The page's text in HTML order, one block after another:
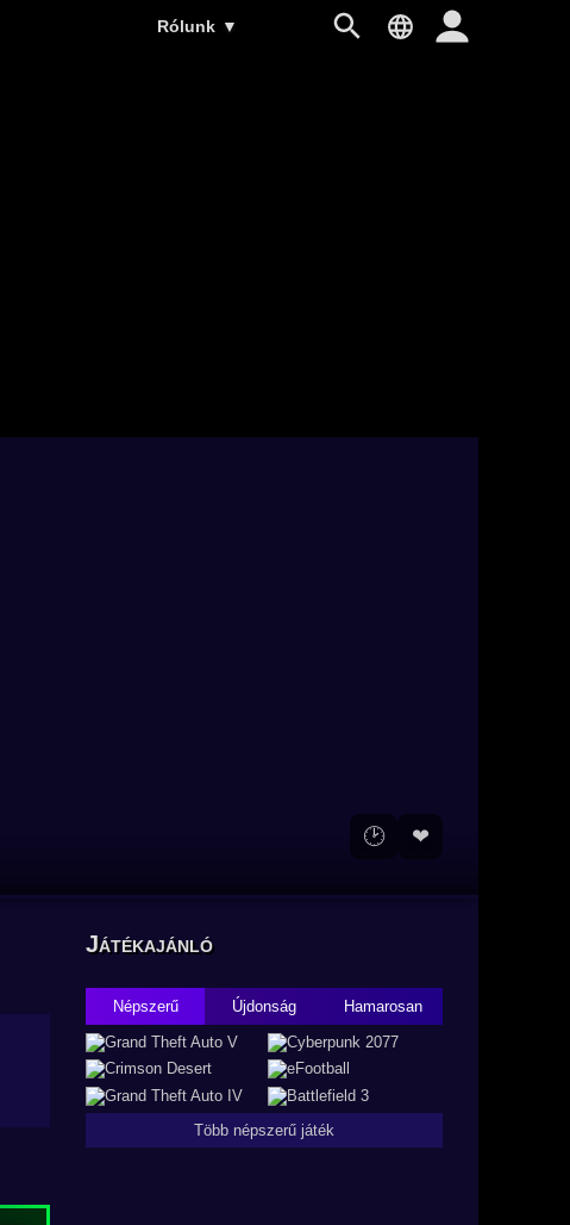
Rólunk ▼
🕑 ❤
Játékajánló
Népszerű Újdonság Hamarosan
Több népszerű játék